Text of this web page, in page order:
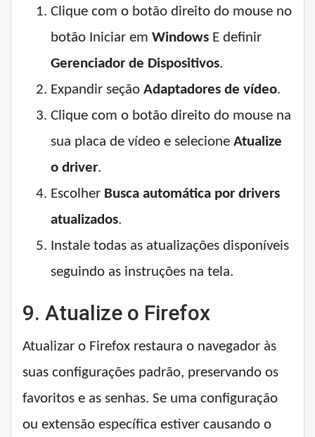
Clique com o botão direito do mouse no
botão Iniciar em Windows E definir
Gerenciador de Dispositivos.
Expandir seção Adaptadores de vídeo.
Clique com o botão direito do mouse na
sua placa de vídeo e selecione Atualize
o driver.
Escolher Busca automática por drivers
atualizados.
Instale todas as atualizações disponíveis
seguindo as instruções na tela.
9. Atualize o Firefox
Atualizar o Firefox restaura o navegador às
suas configurações padrão, preservando os
favoritos e as senhas. Se uma configuração
ou extensão específica estiver causando o